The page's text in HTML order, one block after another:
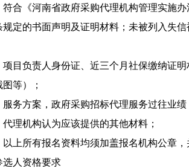
符合《河南省政府采购代理机构管理实施
规定的书面声明及证明材料；未被列入失
项目负责人身份证、近三个月社保缴纳证
等）；
服务方案，政府采购招标代理服务过往业绩
代理机构认为应该提供的其他材料；
以上所有报名资料均须加盖报名机构公章
选人资格要求